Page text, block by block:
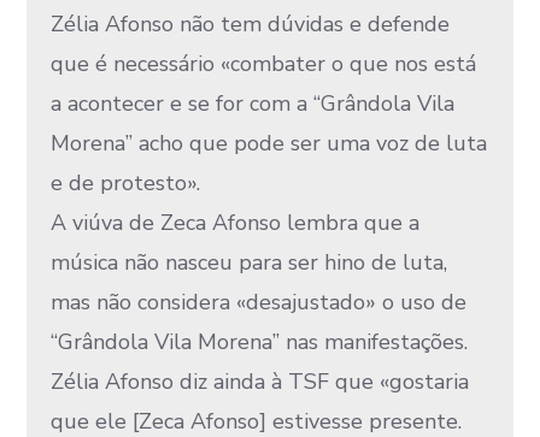
Zélia Afonso não tem dúvidas e defende
que é necessário «combater o que nos está
a acontecer e se for com a “Grândola Vila
Morena” acho que pode ser uma voz de luta
e de protesto».
A viúva de Zeca Afonso lembra que a
música não nasceu para ser hino de luta,
mas não considera «desajustado» o uso de
“Grândola Vila Morena” nas manifestações.
Zélia Afonso diz ainda à TSF que «gostaria
que ele [Zeca Afonso] estivesse presente.